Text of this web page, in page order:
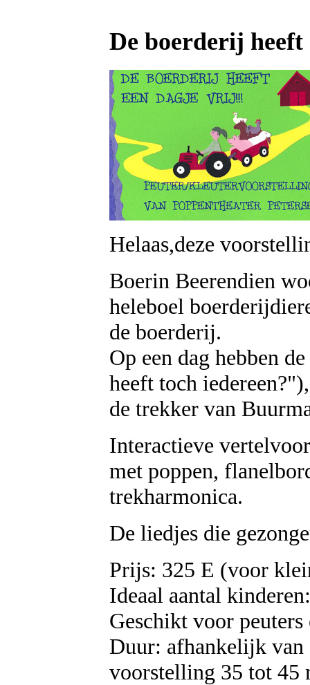
De boerderij
Helaas,deze
Boerin Beerendien
heleboel
de boerderij.
Op een dag hebben
heeft toch
de trekker van
Interactieve
met poppen,
trekharmonica.
De liedjes die
Prijs: 325 E (voor
Ideaal aantal
Geschikt voor
Duur: afhankelijk van
voorstelling 35 tot 45